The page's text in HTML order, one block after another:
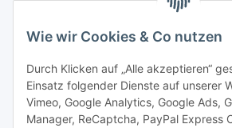
Wie wir Cookies & Co nutzen
Durch Klicken auf „Alle akzeptieren“
Einsatz folgender Dienste auf unserer
Vimeo, Google Analytics, Google Ads,
Manager, ReCaptcha, PayPal Express
Datenschutzerklärungregelmäßig und